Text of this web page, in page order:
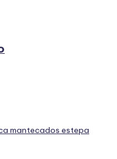
mantecados estepa